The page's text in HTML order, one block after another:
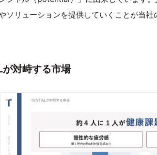
ソリューションを提供していくことが当社
対峙する市場